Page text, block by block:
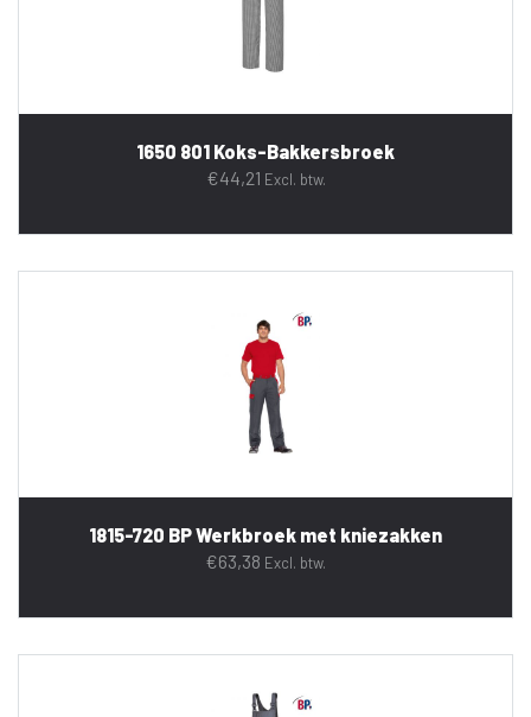
1650 801 Koks-Bakkersbroek
€44,21 Excl. btw.
1815-720 BP Werkbroek met kniezakken
€63,38 Excl. btw.